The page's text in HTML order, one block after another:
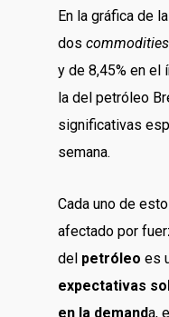
En la gráfica de
dos commodities
y de 8,45% en el
la del petróleo
significativas
semana.
Cada uno de
afectado por
del petróleo es
expectativas
en la demanda,